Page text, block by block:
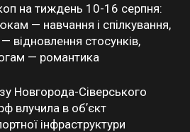
на тиждень 10-16 серпня:
— навчання і спілкування,
відновлення стосунків,
— романтика
Новгорода-Сіверського
влучила в обʼєкт
інфраструктури